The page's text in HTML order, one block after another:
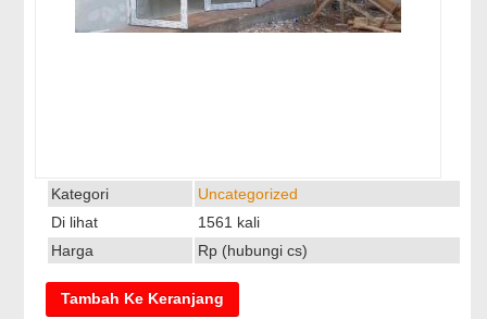
Kategori
Uncategorized
Di lihat
1561 kali
Harga
Rp (hubungi cs)